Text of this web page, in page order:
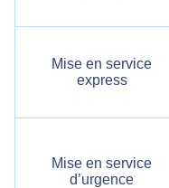
Mise en service
express
Mise en service
d’urgence